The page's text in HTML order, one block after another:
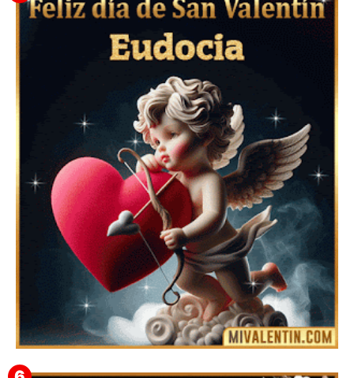
Mensajes Tarjetas y GiF de San Valentín para Amigas